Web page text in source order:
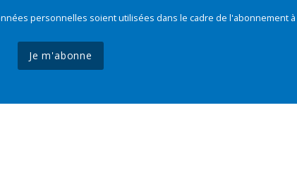
personnelles soient utilisées dans le cadre de l'abonnement
Je m'abonne